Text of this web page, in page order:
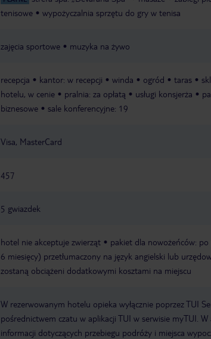
tenisowe
wypożyczalnia sprzętu do gry w tenisa
zajęcia sportowe muzyka na żywo
recepcja kantor: w recepcji winda ogród taras
hotelu, w cenie
pralnia: za opłatą usługi konsjerża
biznesowe
sale konferencyjne: 19
Visa, MasterCard
457
5 gwiazdek
hotel nie akceptuje zwierząt
pakiet dla nowożeńców:
6 miesięcy) przetłumaczony na język angielski lub
zostaną obciążeni dodatkowymi kosztami na miejscu
W rezerwowanym hotelu opieka wyłącznie poprzez TUI
pośrednictwem czatu w aplikacji TUI w serwisie myTUI.
informacji dotyczących przebiegu podróży i miejsca